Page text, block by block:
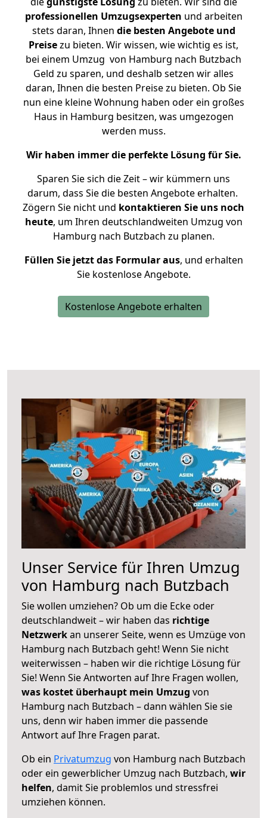
professionellen Umzugsexperten und arbeiten
stets daran, Ihnen die besten Angebote und
Preisezu bieten. Wir wissen, wie wichtig es ist,
bei einem Umzug von Hamburg nach Butzbach
Geld zu sparen, und deshalb setzen wir alles
daran, Ihnen die besten Preise zu bieten. Ob Sie
nun eine kleine Wohnung haben oder ein großes
Haus in Hamburg besitzen, was umgezogen
werden muss.
Wir haben immer die perfekte Lösung für Sie.
Sparen Sie sich die Zeit – wir kümmern uns
darum, dass Sie die besten Angebote erhalten.
Zögern Sie nicht und kontaktieren Sie uns noch
heute, um Ihren deutschlandweiten Umzug von
Hamburg nach Butzbach zu planen.
Füllen Sie jetzt das Formular aus, und erhalten
Sie kostenlose Angebote.
Kostenlose Angebote erhalten
Unser Service für Ihren Umzug
von Hamburg nach Butzbach
Sie wollen umziehen? Ob um die Ecke oder
deutschlandweit – wir haben das richtige
Netzwerkan unserer Seite, wenn es Umzüge von
Hamburg nach Butzbach geht! Wenn Sie nicht
weiterwissen – haben wir die richtige Lösung für
Sie! Wenn Sie Antworten auf Ihre Fragen wollen,
was kostet überhaupt mein Umzug von
Hamburg nach Butzbach – dann wählen Sie sie
uns, denn wir haben immer die passende
Antwort auf Ihre Fragen parat.
Ob ein Privatumzug von Hamburg nach Butzbach
oder ein gewerblicher Umzug nach Butzbach, wir
helfen, damit Sie problemlos und stressfrei
umziehen können.